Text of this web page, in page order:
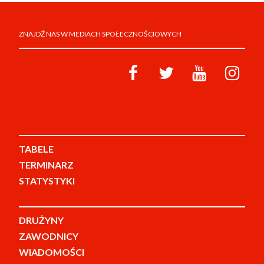
ZNAJDŹ NAS W MEDIACH SPOŁECZNOŚCIOWYCH
TABELE
TERMINARZ
STATYSTYKI
DRUŻYNY
ZAWODNICY
WIADOMOŚCI